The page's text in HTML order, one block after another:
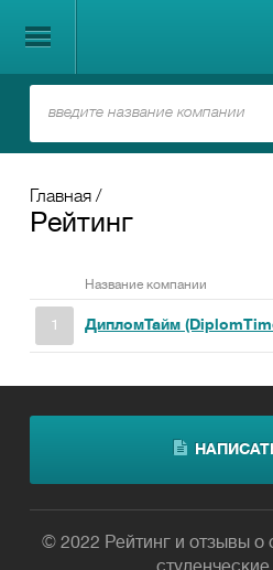
Главная
Рейтинг
Название компании
ДипломТайм
© 2022 Рейтинг и отзывы